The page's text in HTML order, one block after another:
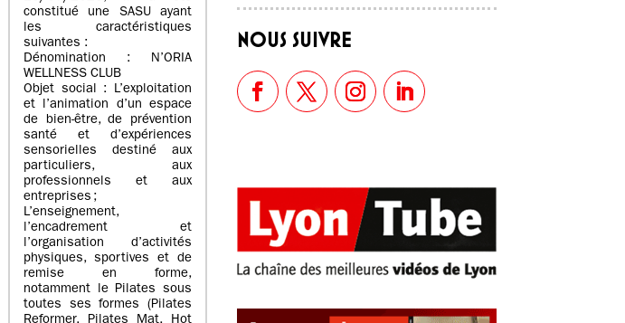
constitué une SASU ayant
les caractéristiques
suivantes :
Dénomination : N’ORIA
WELLNESS CLUB
Objet social : L’exploitation
et l’animation d’un espace
de bien-être, de prévention
santé et d’expériences
sensorielles destiné aux
particuliers, aux
professionnels et aux
entreprises ;
L’enseignement,
l’encadrement et
l’organisation d’activités
physiques, sportives et de
remise en forme,
notamment le Pilates sous
toutes ses formes (Pilates
NOUS SUIVRE